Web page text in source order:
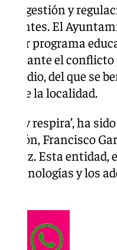
de gestión y
El
programa
ante el
de odio, del que se
de la localidad.
y respira’, ha
Francisco
Esta
tecnologías y los